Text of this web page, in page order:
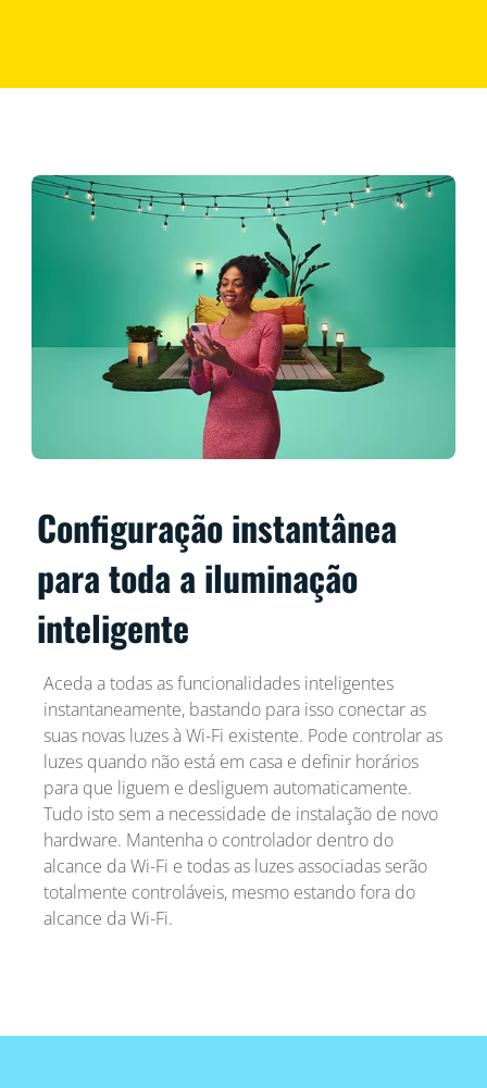
Configuração instantânea
para toda a iluminação
inteligente
Aceda a todas as funcionalidades inteligentes
instantaneamente, bastando para isso conectar as
suas novas luzes à Wi-Fi existente. Pode controlar as
luzes quando não está em casa e definir horários
para que liguem e desliguem automaticamente.
Tudo isto sem a necessidade de instalação de novo
hardware. Mantenha o controlador dentro do
alcance da Wi-Fi e todas as luzes associadas serão
totalmente controláveis, mesmo estando fora do
alcance da Wi-Fi.